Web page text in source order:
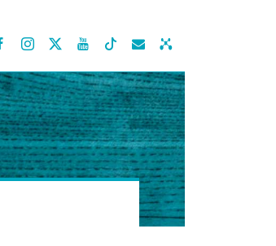
  